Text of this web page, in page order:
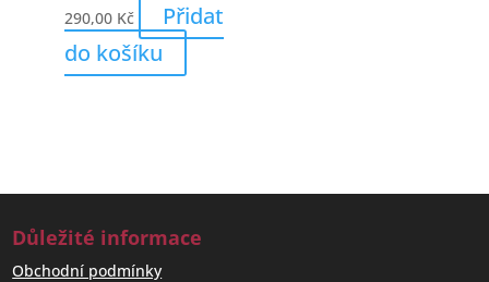
290,00 Kč
Přidat
do košíku
Důležité informace
Obchodní podmínky